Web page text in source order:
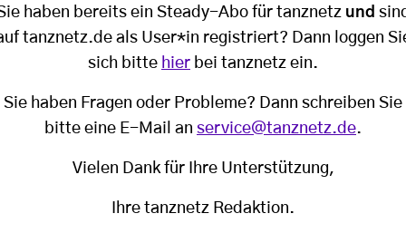
haben bereits ein Steady-Abo für tanznetz und
tanznetz.de als User*in registriert? Dann loggen
sich bitte hier bei tanznetz ein.
Sie haben Fragen oder Probleme? Dann schreiben Sie
bitte eine E-Mail an service@tanznetz.de.
Vielen Dank für Ihre Unterstützung,
Ihre tanznetz Redaktion.